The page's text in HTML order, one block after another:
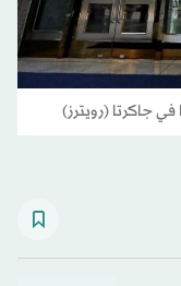
في جاكرتا (رويترز)